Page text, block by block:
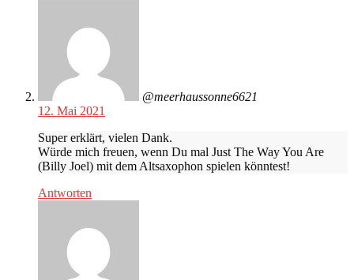
@meerhaussonne6621
12. Mai 2021
Super erklärt, vielen Dank.
Würde mich freuen, wenn Du mal Just The Way You Are
(Billy Joel) mit dem Altsaxophon spielen könntest!
Antworten